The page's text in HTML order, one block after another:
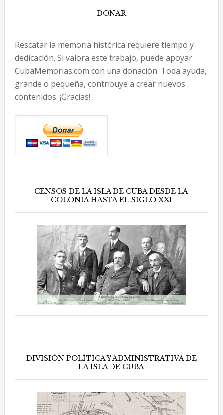
DONAR
Rescatar la memoria histórica requiere tiempo y
dedicación. Si valora este trabajo, puede apoyar
CubaMemorias.com con una donación. Toda ayuda,
grande o pequeña, contribuye a crear nuevos
contenidos. ¡Gracias!
CENSOS DE LA ISLA DE CUBA DESDE LA
COLONIA HASTA EL SIGLO XXI
DIVISIÓN POLÍTICA Y ADMINISTRATIVA DE
LA ISLA DE CUBA